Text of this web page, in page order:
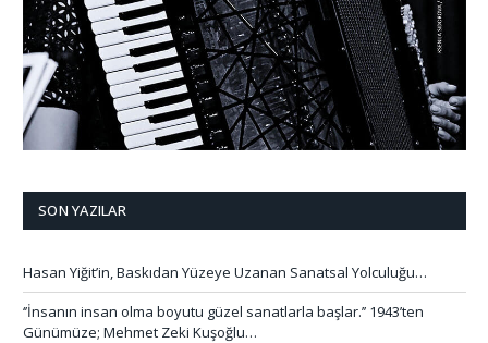
SON YAZILAR
Hasan Yiğit’in, Baskıdan Yüzeye Uzanan Sanatsal Yolculuğu…
‘’İnsanın insan olma boyutu güzel sanatlarla başlar.’’ 1943’ten
Günümüze; Mehmet Zeki Kuşoğlu…